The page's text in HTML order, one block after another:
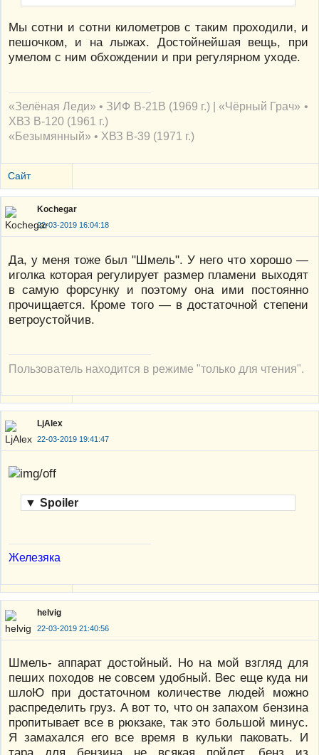
Мы сотни и сотни километров с таким проходили, и
пешочком, и на лыжах. Достойнейшая вещь, при
умелом с ним обхождении и при регулярном уходе.
«Зелёная Леди» • ЗИФ В-21В (1969 г.) | «Чёрный Грач» •
ХВЗ В-120 (1961 г.)
«Безымянный» • ХВЗ В-39 (1971 г.)
Сайт
Kochegar
22-03-2019 16:04:18
Да, у меня тоже был "Шмель". У него что хорошо —
иголка которая регулирует размер пламени выходят
в самую форсунку и поэтому она ими постоянно
прочищается. Кроме того — в достаточной степени
ветроустойчив.
Пользователь находится в режиме "только для чтения".
LjAlex
22-03-2019 19:41:47
▼ Spoiler
Железяка
helvig
22-03-2019 21:40:56
Шмель- аппарат достойный. Но на мой взгляд для
пеших походов не совсем удобный. Вес еще куда ни
шлоЮ при достаточном количестве людей можно
распределить груз. А вот то, что он запахом бензина
пропитывает все в рюкзаке, так это большой минус.
Я замахался его все время в кульки паковать. И